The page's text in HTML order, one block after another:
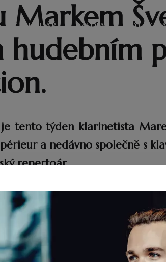
KALENDÁŘ MÉDIA
Markem
hudebním
tento týden klarinetista
a nedávno společně s
repertoár.
vystudoval Pražskou
Studium koncertního
prvním českým
Paris.